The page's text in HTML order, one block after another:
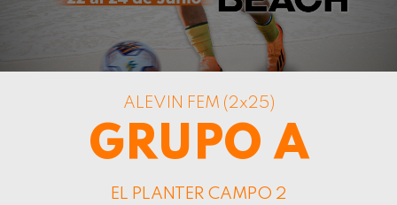
ALEVIN FEM (2x25)
GRUPO A
EL PLANTER CAMPO 2